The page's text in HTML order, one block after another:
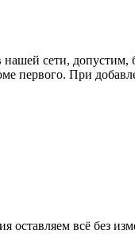
сети, допустим,
первого. При
оставляем всё без